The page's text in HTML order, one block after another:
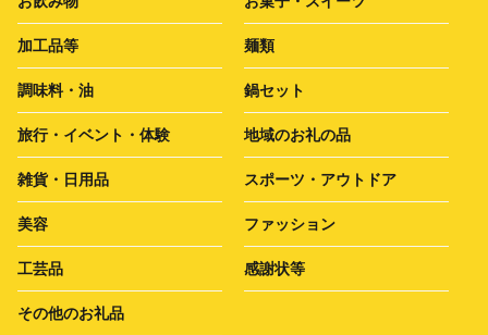
加工品等 麺類
調味料・油 鍋セット
旅行・イベント・体験 地域のお礼の品
雑貨・日用品 スポーツ・アウトドア
美容 ファッション
工芸品 感謝状等
その他のお礼品